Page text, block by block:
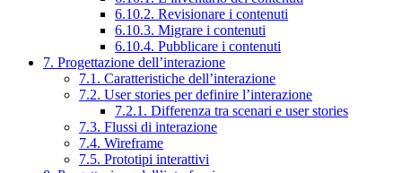
6.10.2. Revisionare i contenuti
6.10.3. Migrare i contenuti
6.10.4. Pubblicare i contenuti
7. Progettazione dell’interazione
7.1. Caratteristiche dell’interazione
7.2. User stories per definire l’interazione
7.2.1. Differenza tra scenari e user stories
7.3. Flussi di interazione
7.4. Wireframe
7.5. Prototipi interattivi